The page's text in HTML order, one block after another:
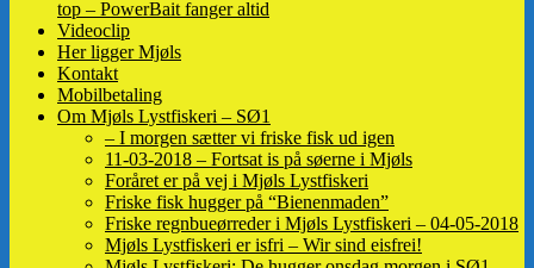
top – PowerBait fanger altid
Videoclip
Her ligger Mjøls
Kontakt
Mobilbetaling
Om Mjøls Lystfiskeri – SØ1
– I morgen sætter vi friske fisk ud igen
11-03-2018 – Fortsat is på søerne i Mjøls
Foråret er på vej i Mjøls Lystfiskeri
Friske fisk hugger på “Bienenmaden”
Friske regnbueørreder i Mjøls Lystfiskeri – 04-05-2018
Mjøls Lystfiskeri er isfri – Wir sind eisfrei!